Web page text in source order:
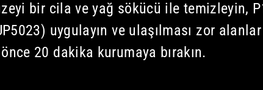
bir cila ve yağ sökücü ile temizleyin,
uygulayın ve ulaşılması zor
20 dakika kurumaya bırakın.